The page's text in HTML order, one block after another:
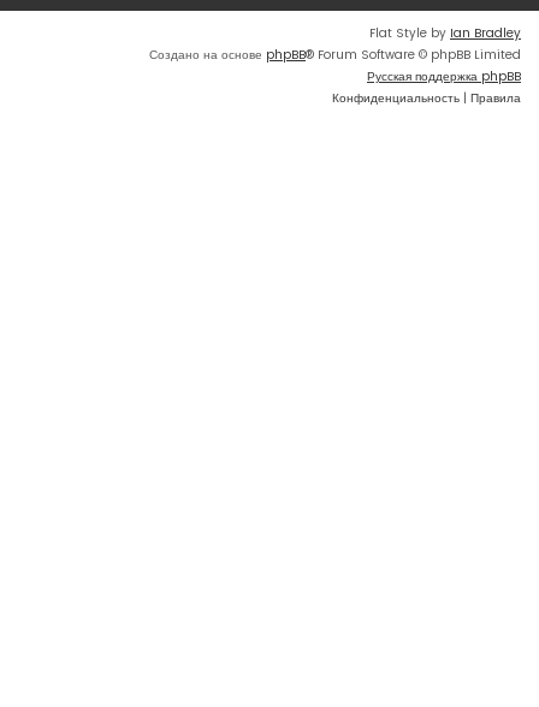
Flat Style by Ian Bradley
Создано на основе phpBB® Forum Software © phpBB Limited
Русская поддержка phpBB
Конфиденциальность | Правила